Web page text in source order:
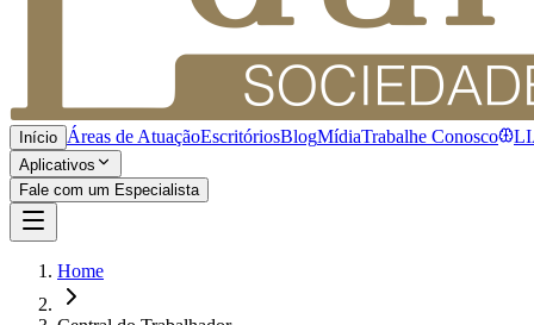
Início Áreas de AtuaçãoEscritóriosBlogMídiaTrabalhe Conosco
Aplicativos
Fale com um Especialista
Home